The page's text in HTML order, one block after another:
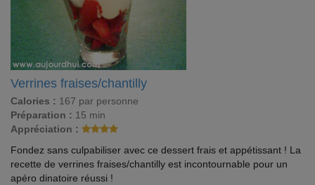
Verrines fraises/chantilly
Calories : 167 par personne
Préparation : 15 min
Appréciation :
Fondez sans culpabiliser avec ce dessert frais et appétissant ! La
recette de verrines fraises/chantilly est incontournable pour un
apéro dinatoire réussi !